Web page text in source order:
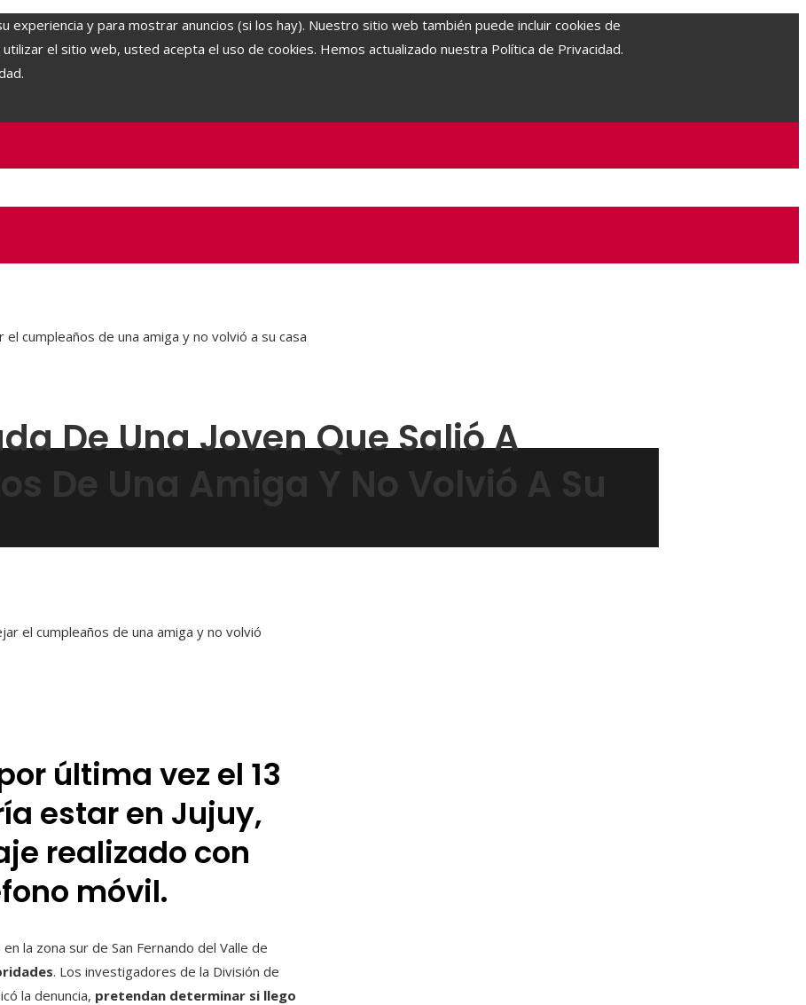
y para mostrar anuncios (si los hay). Nuestro sitio web también puede incluir cookies de
el sitio web, usted acepta el uso de cookies. Hemos actualizado nuestra Política de Privacidad.
cumpleaños de una amiga y no volvió a su casa
De Una Joven Que Salió A
De Una Amiga Y No Volvió A Su
última vez el 13
estar en Jujuy,
realizado con
móvil.
la zona sur de San Fernando del Valle de
. Los investigadores de la División de
la denuncia, pretendan determinar si llego